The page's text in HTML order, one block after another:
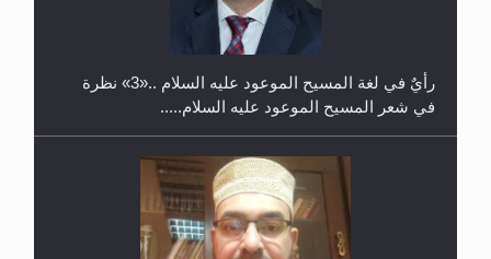
رأيٌ في لغة المسيح الموعود عليه السلام ..«3» نظرة
في شعر المسيح الموعود عليه السلام.....